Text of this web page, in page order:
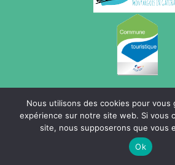
Mentions légales| Politique de
Nous utilisons des cookies pour vous
expérience sur notre site web. Si vous
site, nous supposerons que vous
Ok